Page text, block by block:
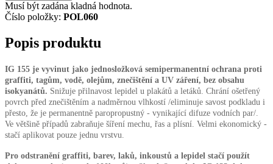
Musí být zadána kladná hodnota.
Číslo položky: POL060
Popis produktu
IG 155 je vyvinut jako jednosložková semipermanentní ochrana proti
graffiti, tagům, vodě, olejům, znečištění a UV záření, bez obsahu
isokyanátů. Snižuje přilnavost lepidel u plakátů a letáků. Chrání ošetřený
povrch před znečištěním a nadměrnou vlhkostí /eliminuje savost podkladu i
přesto, že je permanentně paropropustný - vynikající difuze vodních par/.
Ve většině případů zabraňuje šíření mechu, řas a plísní. Velmi ekonomický -
stačí aplikovat pouze jednu vrstvu.
Pro odstranění graffiti, barev, laků, inkoustů a lepidel stačí použít